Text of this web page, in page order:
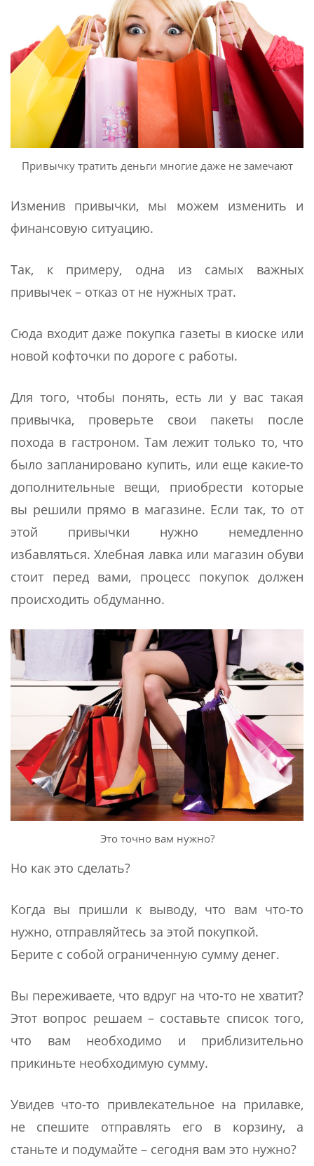
Привычку тратить деньги многие даже не замечают
Изменив привычки, мы можем изменить и
финансовую ситуацию.
Так, к примеру, одна из самых важных
привычек – отказ от не нужных трат.
Сюда входит даже покупка газеты в киоске или
новой кофточки по дороге с работы.
Для того, чтобы понять, есть ли у вас такая
привычка, проверьте свои пакеты после
похода в гастроном. Там лежит только то, что
было запланировано купить, или еще какие-то
дополнительные вещи, приобрести которые
вы решили прямо в магазине. Если так, то от
этой привычки нужно немедленно
избавляться. Хлебная лавка или магазин обуви
стоит перед вами, процесс покупок должен
происходить обдуманно.
Это точно вам нужно?
Но как это сделать?
Когда вы пришли к выводу, что вам что-то
нужно, отправляйтесь за этой покупкой.
Берите с собой ограниченную сумму денег.
Вы переживаете, что вдруг на что-то не хватит?
Этот вопрос решаем – составьте список того,
что вам необходимо и приблизительно
прикиньте необходимую сумму.
Увидев что-то привлекательное на прилавке,
не спешите отправлять его в корзину, а
станьте и подумайте – сегодня вам это нужно?